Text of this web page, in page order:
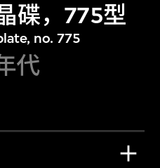
碟，775型
no. 775
代